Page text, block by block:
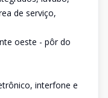
de serviço,
oeste - pôr do
interfone e